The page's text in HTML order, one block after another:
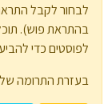
לבחור לקבל
לפוסטים כדי
בעזרת התרומה